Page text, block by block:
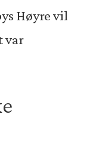
Høyre vil
var